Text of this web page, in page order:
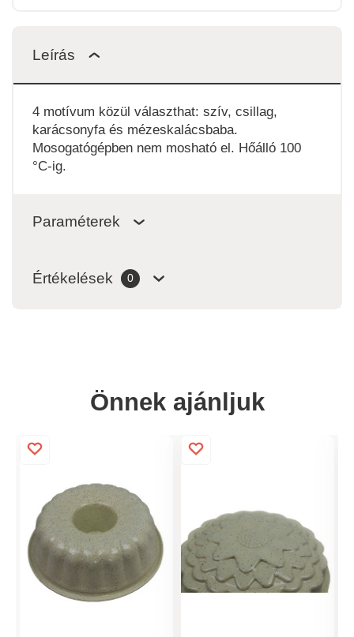
Leírás
4 motívum közül választhat: szív, csillag,
karácsonyfa és mézeskalácsbaba.
Mosogatógépben nem mosható el. Hőálló 100
°C-ig.
Paraméterek
Értékelések 0
Önnek ajánljuk